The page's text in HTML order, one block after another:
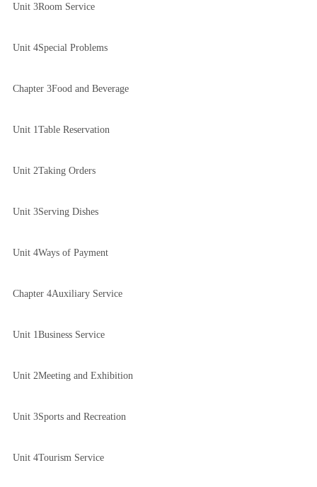
Unit 3Room Service
Unit 4Special Problems
Chapter 3Food and Beverage
Unit 1Table Reservation
Unit 2Taking Orders
Unit 3Serving Dishes
Unit 4Ways of Payment
Chapter 4Auxiliary Service
Unit 1Business Service
Unit 2Meeting and Exhibition
Unit 3Sports and Recreation
Unit 4Tourism Service